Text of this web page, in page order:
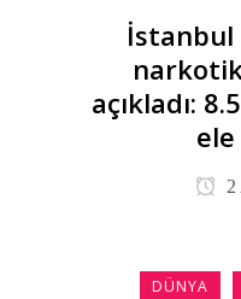
İstanbul
açıkladı:
2
DÜNYA